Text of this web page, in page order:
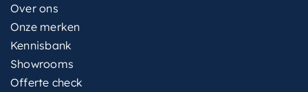
Over ons
Onze merken
Kennisbank
Showrooms
Offerte check